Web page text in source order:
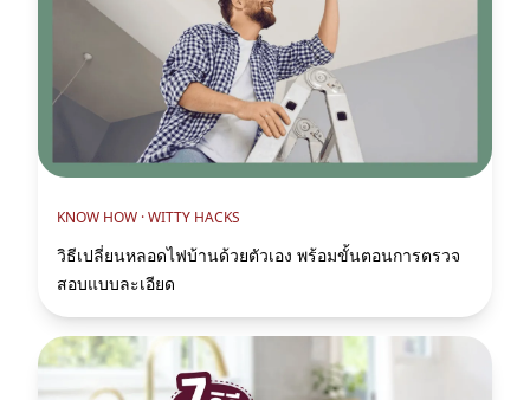
KNOW HOW ·WITTY HACKS
วิธีเปลี่ยนหลอดไฟบ้านด้วยตัวเอง พร้อมขั้นตอนการตรวจ
สอบแบบละเอียด